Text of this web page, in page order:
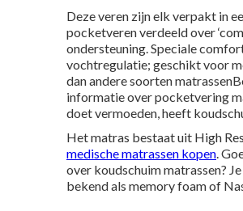
Deze veren zijn elk verpakt in
pocketveren verdeeld over
ondersteuning. Speciale
vochtregulatie; geschikt voor
dan andere soorten
informatie over pocketvering
doet vermoeden, heeft
Het matras bestaat uit High
medische matrassen kopen.
over koudschuim matrassen?
bekend als memory foam of